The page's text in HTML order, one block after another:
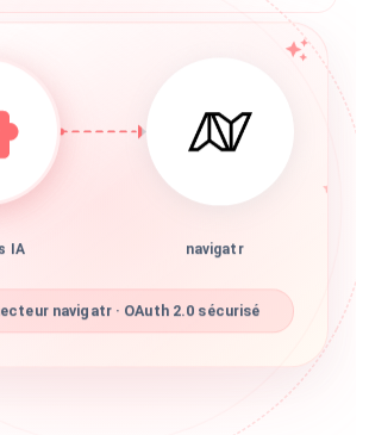
IA navigatr
navigatr · OAuth 2.0 sécurisé